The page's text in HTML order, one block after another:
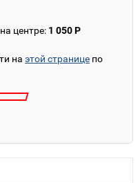
центре: 1 050 Р
на этой странице по